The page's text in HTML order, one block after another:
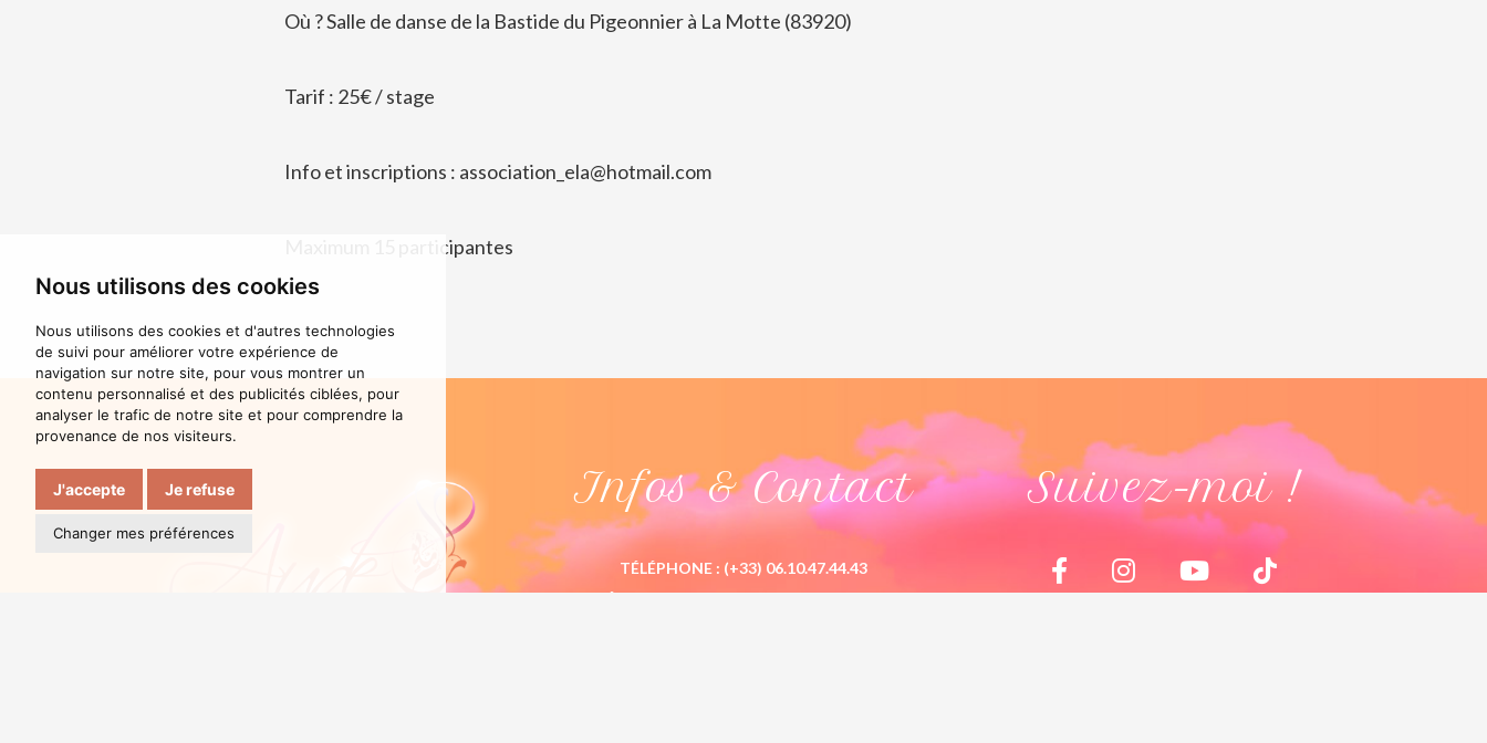
Nous utilisons des cookies
Nous utilisons des cookies et d'autres technologies
de suivi pour améliorer votre expérience de
navigation sur notre site, pour vous montrer un
contenu personnalisé et des publicités ciblées, pour
analyser le trafic de notre site et pour comprendre la
provenance de nos visiteurs.
J'accepte Je refuse
Changer mes préférences
Où ? Salle de danse de la Bastide du Pigeonnier à La Motte (83920)
Tarif : 25€ / stage
Info et inscriptions : association_ela@hotmail.com
Maximum 15 participantes
Infos & Contact
TÉLÉPHONE : (+33) 06.10.47.44.43
ÉCRIVEZ-MOI :INFO@BELLY-DANSE-
Suivez-moi !